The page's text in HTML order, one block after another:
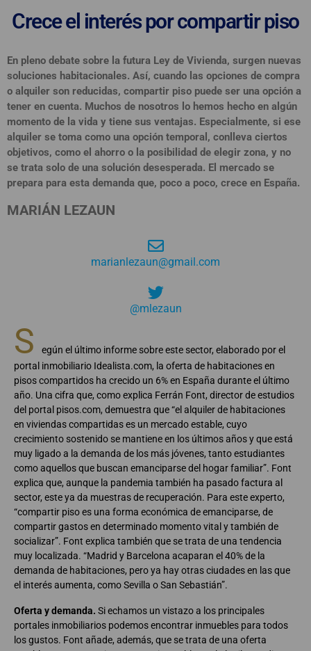
Crece el interés por compartir piso
En pleno debate sobre la futura Ley de Vivienda, surgen nuevas
soluciones habitacionales. Así, cuando las opciones de compra
o alquiler son reducidas, compartir piso puede ser una opción a
tener en cuenta. Muchos de nosotros lo hemos hecho en algún
momento de la vida y tiene sus ventajas. Especialmente, si ese
alquiler se toma como una opción temporal, conlleva ciertos
objetivos, como el ahorro o la posibilidad de elegir zona, y no
se trata solo de una solución desesperada. El mercado se
prepara para esta demanda que, poco a poco, crece en España.
MARIÁN LEZAUN
marianlezaun@gmail.com
@mlezaun
S
egún el último informe sobre este sector, elaborado por el
portal inmobiliario Idealista.com, la oferta de habitaciones en
pisos compartidos ha crecido un 6% en España durante el último
año. Una cifra que, como explica Ferrán Font, director de estudios
del portal pisos.com, demuestra que “el alquiler de habitaciones
en viviendas compartidas es un mercado estable, cuyo
crecimiento sostenido se mantiene en los últimos años y que está
muy ligado a la demanda de los más jóvenes, tanto estudiantes
como aquellos que buscan emanciparse del hogar familiar”. Font
explica que, aunque la pandemia también ha pasado factura al
sector, este ya da muestras de recuperación. Para este experto,
“compartir piso es una forma económica de emanciparse, de
compartir gastos en determinado momento vital y también de
socializar”. Font explica también que se trata de una tendencia
muy localizada. “Madrid y Barcelona acaparan el 40% de la
demanda de habitaciones, pero ya hay otras ciudades en las que
el interés aumenta, como Sevilla o San Sebastián”.
Oferta y demanda. Si echamos un vistazo a los principales
portales inmobiliarios podemos encontrar inmuebles para todos
los gustos. Font añade, además, que se trata de una oferta